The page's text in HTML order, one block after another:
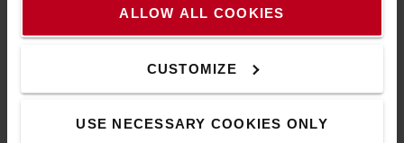
ALLOW ALL COOKIES
CUSTOMIZE
USE NECESSARY COOKIES ONLY